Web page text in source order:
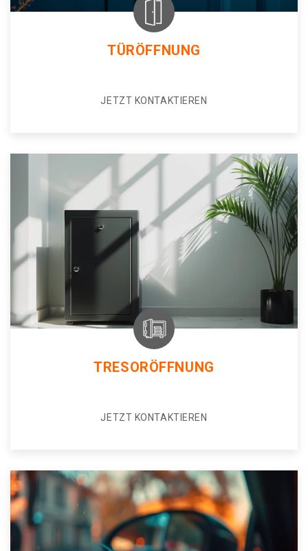
TÜRÖFFNUNG
JETZT KONTAKTIEREN
TRESORÖFFNUNG
JETZT KONTAKTIEREN